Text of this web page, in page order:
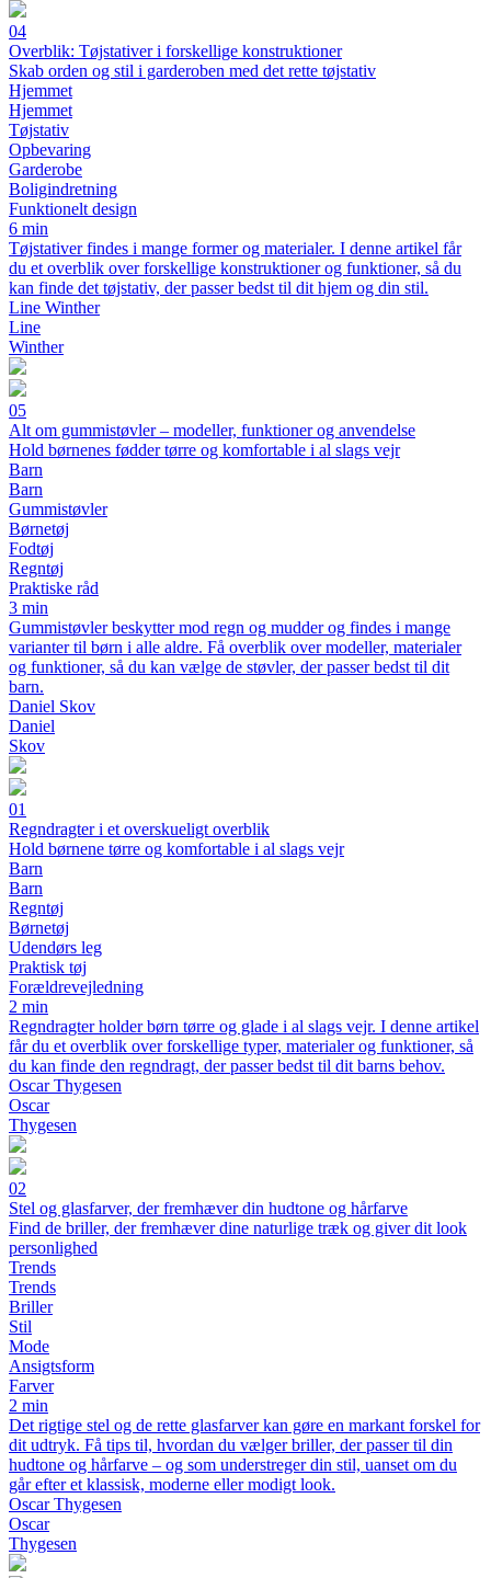
04
Overblik: Tøjstativer i forskellige konstruktioner
Skab orden og stil i garderoben med det rette tøjstativ
Hjemmet
Hjemmet
Tøjstativ
Opbevaring
Garderobe
Boligindretning
Funktionelt design
6 min
Tøjstativer findes i mange former og materialer. I denne artikel får
du et overblik over forskellige konstruktioner og funktioner, så du
kan finde det tøjstativ, der passer bedst til dit hjem og din stil.
Line Winther
Line
Winther
05
Alt om gummistøvler – modeller, funktioner og anvendelse
Hold børnenes fødder tørre og komfortable i al slags vejr
Barn
Barn
Gummistøvler
Børnetøj
Fodtøj
Regntøj
Praktiske råd
3 min
Gummistøvler beskytter mod regn og mudder og findes i mange
varianter til børn i alle aldre. Få overblik over modeller, materialer
og funktioner, så du kan vælge de støvler, der passer bedst til dit
barn.
Daniel Skov
Daniel
Skov
01
Regndragter i et overskueligt overblik
Hold børnene tørre og komfortable i al slags vejr
Barn
Barn
Regntøj
Børnetøj
Udendørs leg
Praktisk tøj
Forældrevejledning
2 min
Regndragter holder børn tørre og glade i al slags vejr. I denne artikel
får du et overblik over forskellige typer, materialer og funktioner, så
du kan finde den regndragt, der passer bedst til dit barns behov.
Oscar Thygesen
Oscar
Thygesen
02
Stel og glasfarver, der fremhæver din hudtone og hårfarve
Find de briller, der fremhæver dine naturlige træk og giver dit look
personlighed
Trends
Trends
Briller
Stil
Mode
Ansigtsform
Farver
2 min
Det rigtige stel og de rette glasfarver kan gøre en markant forskel for
dit udtryk. Få tips til, hvordan du vælger briller, der passer til din
hudtone og hårfarve – og som understreger din stil, uanset om du
går efter et klassisk, moderne eller modigt look.
Oscar Thygesen
Oscar
Thygesen